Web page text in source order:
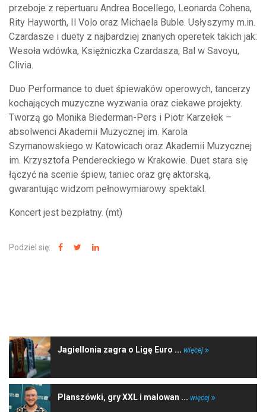
przeboje z repertuaru Andrea Bocellego, Leonarda Cohena,
Rity Hayworth, Il Volo oraz Michaela Buble. Usłyszymy m.in.
Czardasze i duety z najbardziej znanych operetek takich jak:
Wesoła wdówka, Księżniczka Czardasza, Bal w Savoyu,
Clivia.
Duo Performance to duet śpiewaków operowych, tancerzy
kochających muzyczne wyzwania oraz ciekawe projekty.
Tworzą go Monika Biederman-Pers i Piotr Karzełek –
absolwenci Akademii Muzycznej im. Karola
Szymanowskiego w Katowicach oraz Akademii Muzycznej
im. Krzysztofa Pendereckiego w Krakowie. Duet stara się
łączyć na scenie śpiew, taniec oraz grę aktorską,
gwarantując widzom pełnowymiarowy spektakl.
Koncert jest bezpłatny. (mt)
Podziel się:
Jagiellonia zagra o Ligę Euro ... więcej
Planszówki, gry XXL i malowan ... więcej